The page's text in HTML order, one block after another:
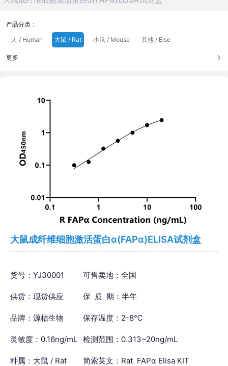
产品分类：
人 / Human
大鼠 / Rat 小鼠 / Mouse 其他 / Else
更多
大鼠成纤维细胞激活蛋白α(FAPα)ELISA试剂盒
货号：YJ30001 可售卖地：全国
供货：现货供应 保 质 期：半年
品牌：源桔生物 保存温度：2-8℃
灵敏度：0.16ng/mL 检测范围：0.313~20ng/mL
种属：大鼠 / Rat 简索英文：Rat FAPα Elisa KIT